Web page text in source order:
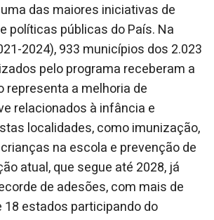
uma das maiores iniciativas de
políticas públicas do País. Na
2024), 933 municípios dos 2.023
pelo programa receberam a
a melhoria de
relacionados à infância e
localidades, como imunização,
na escola e prevenção de
atual, que segue até 2028, já
de adesões, com mais de
18 estados participando do